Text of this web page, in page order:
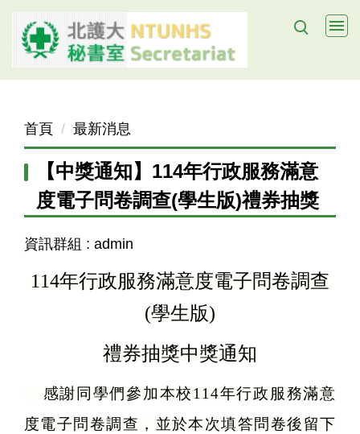
跳
到
要
首頁 最新消息
【中獎通知】114年行政服務滿意
度電子問卷調查(學生版)禮券抽獎
資訊群組 : admin
114年行政服務滿意度電子問卷調查
(學生版)
禮券抽獎中獎通知
感謝同學們參加本校114年行政服務滿意
度電子問卷調查，並於本次填答問卷後留下